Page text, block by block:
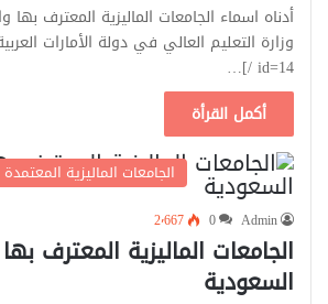
أدناه اسماء الجامعات الماليزية المعترف
id=14 /]…
أكمل القرأة
الجامعات الماليزية
Admin
0 2٬667
الجامعات الماليزية المعترف
السعودية